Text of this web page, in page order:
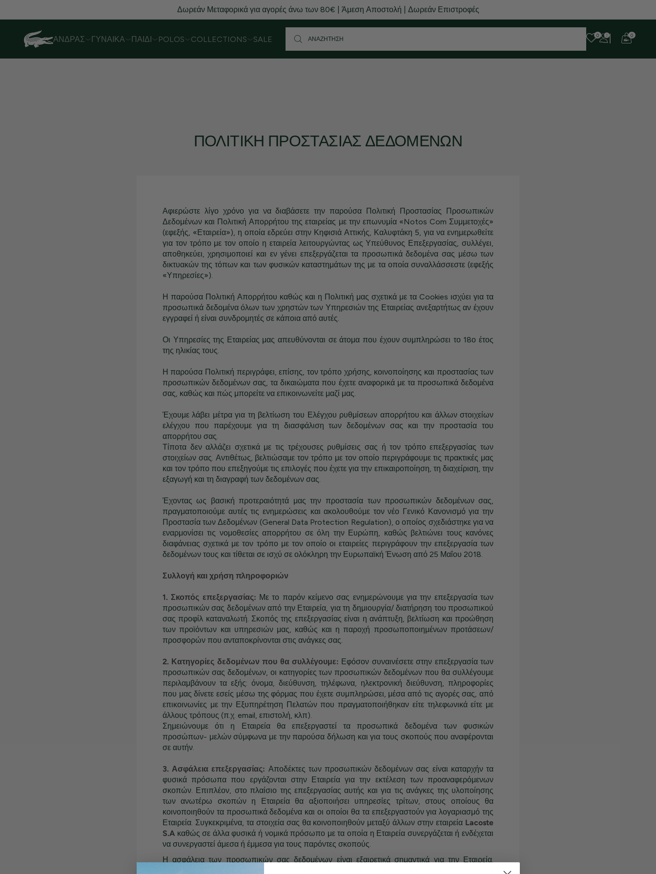
Δωρεάν Μεταφορικά για αγορές άνω των 80€ | Άμεση Αποστολή | Δωρεάν Επιστροφές
ΆΝΔΡΑΣ ΓΥΝΑΊΚΑ ΠΑΙΔΊ POLOS COLLECTIONS SALE 0 0
ΠΟΛΙΤΙΚΉ ΠΡΟΣΤΑΣΊΑΣ ΔΕΔΟΜΈΝΩΝ
Αφιερώστε λίγο χρόνο για να διαβάσετε την παρούσα Πολιτική Προστασίας Προσωπικών
Δεδομένων και Πολιτική Απορρήτου της εταιρείας με την επωνυμία «Notos Com Συμμετοχές»
(εφεξής, «Εταιρεία»), η οποία εδρεύει στην Κηφισιά Αττικής, Καλυφτάκη 5, για να ενημερωθείτε
για τον τρόπο με τον οποίο η εταιρεία λειτουργώντας ως Υπεύθυνος Επεξεργασίας, συλλέγει,
αποθηκεύει, χρησιμοποιεί και εν γένει επεξεργάζεται τα προσωπικά δεδομένα σας μέσω των
δικτυακών της τόπων και των φυσικών καταστημάτων της με τα οποία συναλλάσσεστε (εφεξής
«Υπηρεσίες»).
Η παρούσα Πολιτική Απορρήτου καθώς και η Πολιτική μας σχετικά με τα Cookies ισχύει για τα
προσωπικά δεδομένα όλων των χρηστών των Υπηρεσιών της Εταιρείας ανεξαρτήτως αν έχουν
εγγραφεί ή είναι συνδρομητές σε κάποια από αυτές.
Οι Υπηρεσίες της Εταιρείας μας απευθύνονται σε άτομα που έχουν συμπληρώσει το 18ο έτος
της ηλικίας τους.
Η παρούσα Πολιτική περιγράφει, επίσης, τον τρόπο χρήσης, κοινοποίησης και προστασίας των
προσωπικών δεδομένων σας, τα δικαιώματα που έχετε αναφορικά με τα προσωπικά δεδομένα
σας, καθώς και πώς μπορείτε να επικοινωνείτε μαζί μας.
Έχουμε λάβει μέτρα για τη βελτίωση του Ελέγχου ρυθμίσεων απορρήτου και άλλων στοιχείων
ελέγχου που παρέχουμε για τη διασφάλιση των δεδομένων σας και την προστασία του
απορρήτου σας.
Τίποτα δεν αλλάζει σχετικά με τις τρέχουσες ρυθμίσεις σας ή τον τρόπο επεξεργασίας των
στοιχείων σας. Αντιθέτως, βελτιώσαμε τον τρόπο με τον οποίο περιγράφουμε τις πρακτικές μας
και τον τρόπο που επεξηγούμε τις επιλογές που έχετε για την επικαιροποίηση, τη διαχείριση, την
εξαγωγή και τη διαγραφή των δεδομένων σας.
Έχοντας ως βασική προτεραιότητά μας την προστασία των προσωπικών δεδομένων σας,
πραγματοποιούμε αυτές τις ενημερώσεις και ακολουθούμε τον νέο Γενικό Κανονισμό για την
Προστασία των Δεδομένων (General Data Protection Regulation), ο οποίος σχεδιάστηκε για να
εναρμονίσει τις νομοθεσίες απορρήτου σε όλη την Ευρώπη, καθώς βελτιώνει τους κανόνες
διαφάνειας σχετικά με τον τρόπο με τον οποίο οι εταιρείες περιγράφουν την επεξεργασία των
δεδομένων τους και τίθεται σε ισχύ σε ολόκληρη την Ευρωπαϊκή Ένωση από 25 Μαΐου 2018.
Συλλογή και χρήση πληροφοριών
1. Σκοπός επεξεργασίας: Με το παρόν κείμενο σας ενημερώνουμε για την επεξεργασία των
προσωπικών σας δεδομένων από την Εταιρεία, για τη δημιουργία/ διατήρηση του προσωπικού
σας προφίλ καταναλωτή. Σκοπός της επεξεργασίας είναι η ανάπτυξη, βελτίωση και προώθηση
των προϊόντων και υπηρεσιών μας, καθώς και η παροχή προσωποποιημένων προτάσεων/
προσφορών που ανταποκρίνονται στις ανάγκες σας.
2. Κατηγορίες δεδομένων που θα συλλέγουμε: Εφόσον συναινέσετε στην επεξεργασία των
προσωπικών σας δεδομένων, οι κατηγορίες των προσωπικών δεδομένων που θα συλλέγουμε
περιλαμβάνουν τα εξής: όνομα, διεύθυνση, τηλέφωνα, ηλεκτρονική διεύθυνση, πληροφορίες
που μας δίνετε εσείς μέσω της φόρμας που έχετε συμπληρώσει, μέσα από τις αγορές σας, από
επικοινωνίες με την Εξυπηρέτηση Πελατών που πραγματοποιήθηκαν είτε τηλεφωνικά είτε με
άλλους τρόπους (π.χ. email, επιστολή, κλπ).
Σημειώνουμε ότι η Εταιρεία θα επεξεργαστεί τα προσωπικά δεδομένα των φυσικών
προσώπων- μελών σύμφωνα με την παρούσα δήλωση και για τους σκοπούς που αναφέρονται
σε αυτήν.
3. Ασφάλεια επεξεργασίας: Αποδέκτες των προσωπικών δεδομένων σας είναι καταρχήν τα
φυσικά πρόσωπα που εργάζονται στην Εταιρεία για την εκτέλεση των προαναφερόμενων
σκοπών. Επιπλέον, στο πλαίσιο της επεξεργασίας αυτής και για τις ανάγκες της υλοποίησης
των ανωτέρω σκοπών η Εταιρεία θα αξιοποιήσει υπηρεσίες τρίτων, στους οποίους θα
κοινοποιηθούν τα προσωπικά δεδομένα και οι οποίοι θα τα επεξεργαστούν για λογαριασμό της
Εταιρεία. Συγκεκριμένα, τα στοιχεία σας θα κοινοποιηθούν μεταξύ άλλων στην εταιρεία Lacoste
S.Aκαθώς σε άλλα φυσικά ή νομικά πρόσωπο με τα οποία η Εταιρεία συνεργάζεται ή ενδέχεται
να συνεργαστεί άμεσα ή έμμεσα για τους παρόντες σκοπούς.
Η ασφάλεια των προσωπικών σας δεδομένων είναι εξαιρετικά σημαντικά για την Εταιρεία.
Λαμβάνουμε όλα τα κατάλληλα οργανωτικά και τεχνικά μέτρα για να εξασφαλίσουμε ότι τα